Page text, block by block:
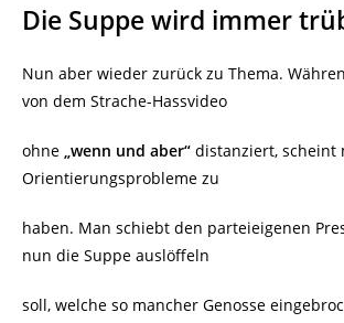
Die Suppe wird immer
Nun aber wieder zurück zu Thema.
von dem Strache-Hassvideo
ohne „wenn und aber“ distanziert, scheint
Orientierungsprobleme zu
haben. Man schiebt den parteieigenen
nun die Suppe auslöffeln
soll, welche so mancher Genosse